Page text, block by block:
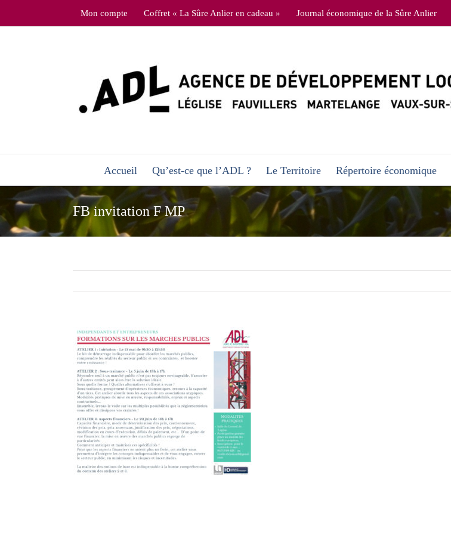
Mon compte Coffret « La Sûre Anlier en cadeau » Journal économique de la Sûre Anlier
Accueil Qu’est-ce que l’ADL ? Le Territoire Répertoire économique
FB invitation F MP